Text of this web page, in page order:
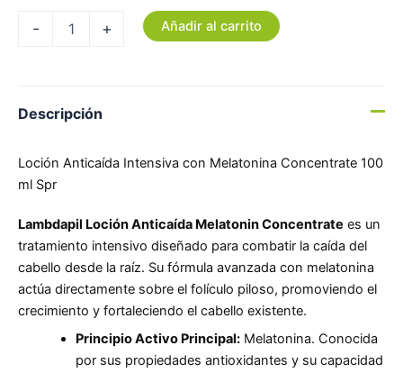
- + Añadir al carrito
Descripción
Loción Anticaída Intensiva con Melatonina Concentrate 100
ml Spr
Lambdapil Loción Anticaída Melatonin Concentrate es un
tratamiento intensivo diseñado para combatir la caída del
cabello desde la raíz. Su fórmula avanzada con melatonina
actúa directamente sobre el folículo piloso, promoviendo el
crecimiento y fortaleciendo el cabello existente.
Principio Activo Principal:Melatonina. Conocida
por sus propiedades antioxidantes y su capacidad